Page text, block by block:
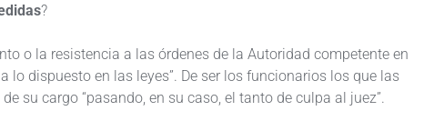
?
o la resistencia a las órdenes de la Autoridad competente en
dispuesto en las leyes”. De ser los funcionarios los que las
su cargo “pasando, en su caso, el tanto de culpa al juez”.